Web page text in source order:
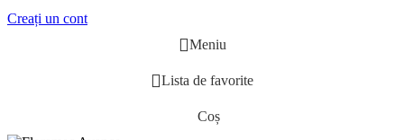
Creați un cont
Meniu
Lista de favorite
Coș